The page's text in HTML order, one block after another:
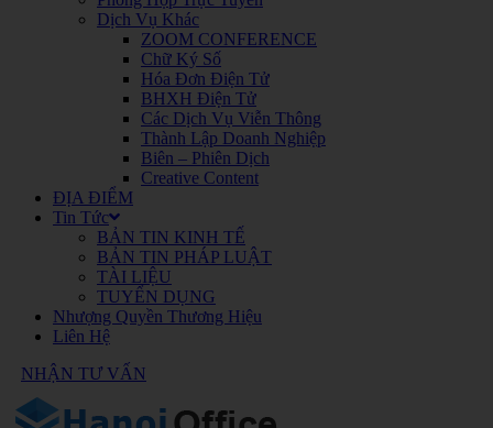
Dịch Vụ Khác
ZOOM CONFERENCE
Chữ Ký Số
Hóa Đơn Điện Tử
BHXH Điện Tử
Các Dịch Vụ Viễn Thông
Thành Lập Doanh Nghiệp
Biên – Phiên Dịch
Creative Content
ĐỊA ĐIỂM
Tin Tức
BẢN TIN KINH TẾ
BẢN TIN PHÁP LUẬT
TÀI LIỆU
TUYỂN DỤNG
Nhượng Quyền Thương Hiệu
Liên Hệ
NHẬN TƯ VẤN